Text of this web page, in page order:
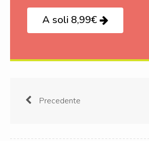
A soli 8,99€
Precedente